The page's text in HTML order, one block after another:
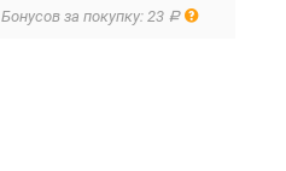
Бонусов за покупку: 23 Р Правила